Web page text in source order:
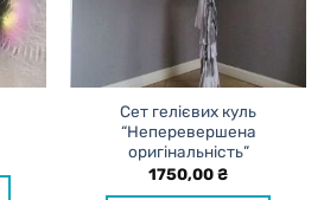
Сет гелієвих куль
“Неперевершена
оригінальність”
1750,00₴